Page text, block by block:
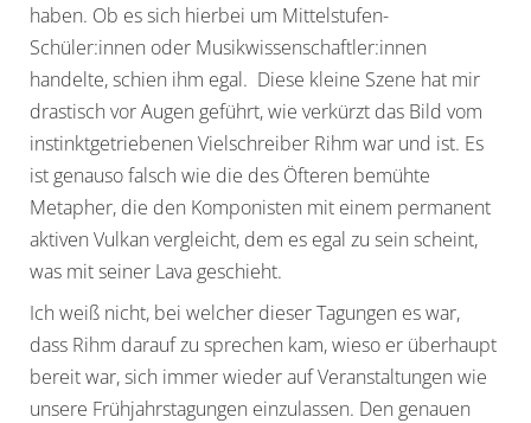
haben. Ob es sich hierbei um Mittelstufen-
Schüler:innen oder Musikwissenschaftler:innen
handelte, schien ihm egal. Diese kleine Szene hat mir
drastisch vor Augen geführt, wie verkürzt das Bild vom
instinktgetriebenen Vielschreiber Rihm war und ist. Es
ist genauso falsch wie die des Öfteren bemühte
Metapher, die den Komponisten mit einem permanent
aktiven Vulkan vergleicht, dem es egal zu sein scheint,
was mit seiner Lava geschieht.
Ich weiß nicht, bei welcher dieser Tagungen es war,
dass Rihm darauf zu sprechen kam, wieso er überhaupt
bereit war, sich immer wieder auf Veranstaltungen wie
unsere Frühjahrstagungen einzulassen. Den genauen